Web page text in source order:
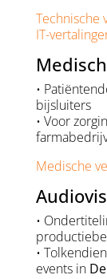
Technische
IT-
•
bijsluiters
• Voor
Medische
•
•
events in